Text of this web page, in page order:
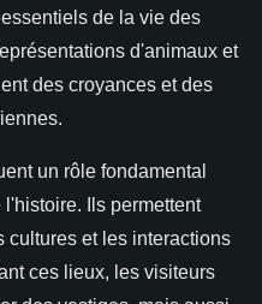
de la vie des
d'animaux et
des croyances et des
un rôle fondamental
Ils permettent
cultures et les interactions
ces lieux, les visiteurs